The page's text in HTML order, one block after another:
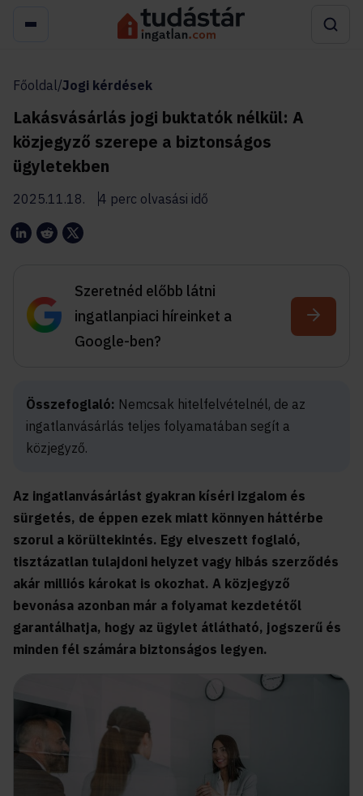
Főoldal/Jogi kérdések
Lakásvásárlás jogi buktatók nélkül: A
közjegyző szerepe a biztonságos
ügyletekben
2025.11.18. 4 perc olvasási idő
Szeretnéd előbb látni
ingatlanpiaci híreinket a
Google-ben?
Összefoglaló: Nemcsak hitelfelvételnél, de az
ingatlanvásárlás teljes folyamatában segít a
közjegyző.
Az ingatlanvásárlást gyakran kíséri izgalom és
sürgetés, de éppen ezek miatt könnyen háttérbe
szorul a körültekintés. Egy elveszett foglaló,
tisztázatlan tulajdoni helyzet vagy hibás szerződés
akár milliós károkat is okozhat. A közjegyző
bevonása azonban már a folyamat kezdetétől
garantálhatja, hogy az ügylet átlátható, jogszerű és
minden fél számára biztonságos legyen.